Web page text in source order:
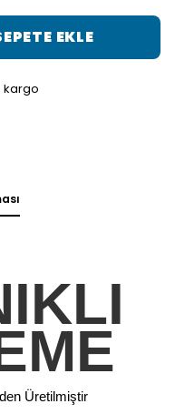
EKLE
kargo
Üretilmiştir